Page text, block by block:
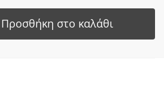
Προσθήκη στο καλάθι